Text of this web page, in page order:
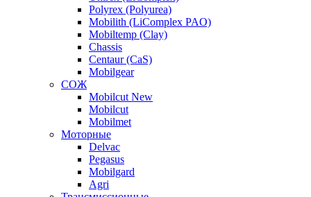
Polyrex (Polyurea)
Mobilith (LiComplex PAO)
Mobiltemp (Clay)
Chassis
Centaur (CaS)
Mobilgear
СОЖ
Mobilcut New
Mobilcut
Mobilmet
Моторные
Delvac
Pegasus
Mobilgard
Agri